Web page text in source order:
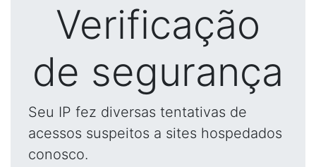
Verificação
de segurança
Seu IP fez diversas tentativas de
acessos suspeitos a sites hospedados
conosco.